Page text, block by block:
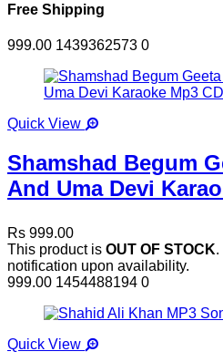
Free Shipping
999.00 1439362573 0
Quick View
Shamshad Begum
And Uma Devi
Rs 999.00
This product is OUT OF STOCK.
notification upon availability.
999.00 1454488194 0
Quick View